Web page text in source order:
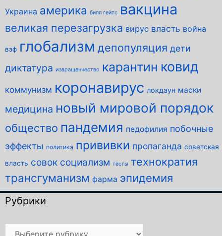
Украина америка билл гейтс вакцина
великая перезагрузка вирус власть война
вэф глобализм депопуляция дети
диктатура извращенчество карантин ковид
коммунизм коронавирус локдаун маски
медицина новый мировой порядок
общество пандемия педофилия побочные
эффекты политика прививки пропаганда советская
власть совок социализм тесты технократия
трансгуманизм фарма эпидемия
Рубрики
Рубрики